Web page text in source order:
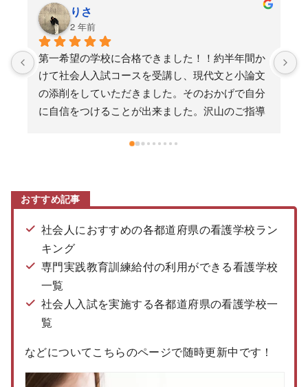
りさ
2 年前
第一希望の学校に合格できました！！約半年間か
けて社会人入試コースを受講し、現代文と小論文
の添削をしていただきました。そのおかげで自分
に自信をつけることが出来ました。沢山のご指導
約1年
削や面
おすすめ記事
社会人におすすめの各都道府県の看護学校ラン
キング
専門実践教育訓練給付の利用ができる看護学校
一覧
社会人入試を実施する各都道府県の看護学校一
覧
などについてこちらのページで随時更新中です！